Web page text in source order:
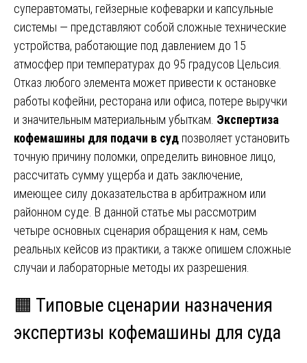
суперавтоматы, гейзерные кофеварки и капсульные
системы — представляют собой сложные технические
устройства, работающие под давлением до 15
атмосфер при температурах до 95 градусов Цельсия.
Отказ любого элемента может привести к остановке
работы кофейни, ресторана или офиса, потере выручки
и значительным материальным убыткам. Экспертиза
кофемашины для подачи в суд позволяет установить
точную причину поломки, определить виновное лицо,
рассчитать сумму ущерба и дать заключение,
имеющее силу доказательства в арбитражном или
районном суде. В данной статье мы рассмотрим
четыре основных сценария обращения к нам, семь
реальных кейсов из практики, а также опишем сложные
случаи и лабораторные методы их разрешения.
🟧 Типовые сценарии назначения
экспертизы кофемашины для суда